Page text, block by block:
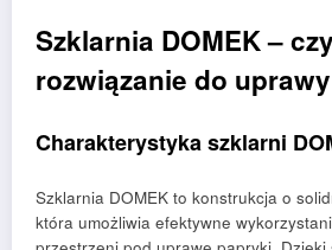
Szklarnia DOMEK –
rozwiązanie do
Charakterystyka szklarni
Szklarnia DOMEK to konstrukcja o
która umożliwia efektywne